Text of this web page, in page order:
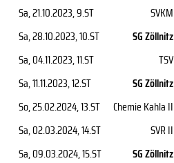
Sa, 21.10.2023, 9.ST SVKM
Sa, 28.10.2023, 10.ST SG Zöllnitz
Sa, 04.11.2023, 11.ST TSV
Sa, 11.11.2023, 12.ST SG Zöllnitz
So, 25.02.2024, 13.ST Chemie Kahla II
Sa, 02.03.2024, 14.ST SVR II
Sa, 09.03.2024, 15.ST SG Zöllnitz